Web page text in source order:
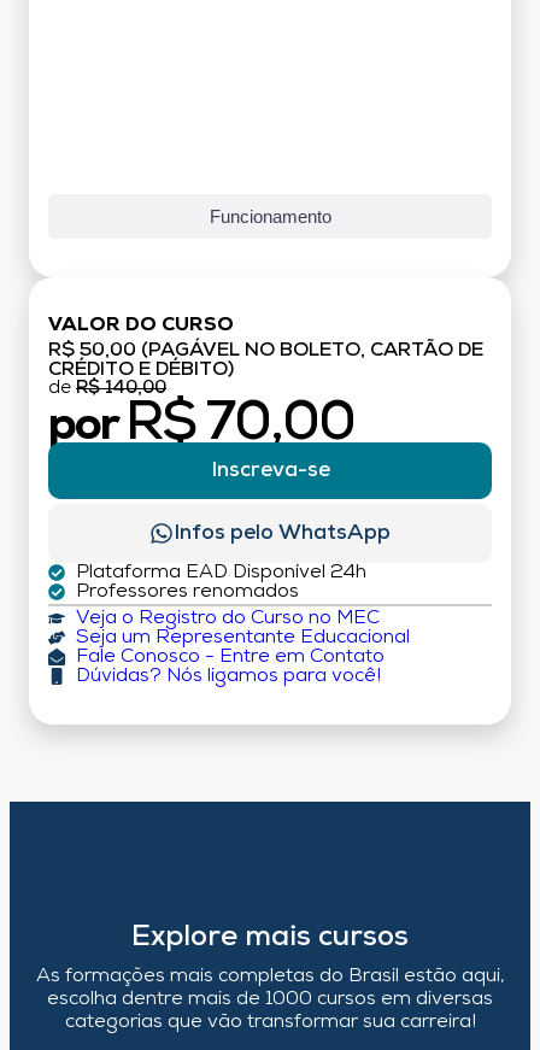
Funcionamento
VALOR DO CURSO
R$ 50,00 (PAGÁVEL NO BOLETO, CARTÃO DE
CRÉDITO E DÉBITO)
de R$ 140,00
por R$ 70,00
Inscreva-se
Infos pelo WhatsApp
Plataforma EAD Disponível 24h
Professores renomados
Veja o Registro do Curso no MEC
Seja um Representante Educacional
Fale Conosco - Entre em Contato
Dúvidas? Nós ligamos para você!
Explore mais cursos
As formações mais completas do Brasil estão aqui,
escolha dentre mais de 1000 cursos em diversas
categorias que vão transformar sua carreira!